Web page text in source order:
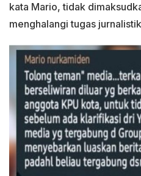
kata Mario, tidak
menghalangi tugas